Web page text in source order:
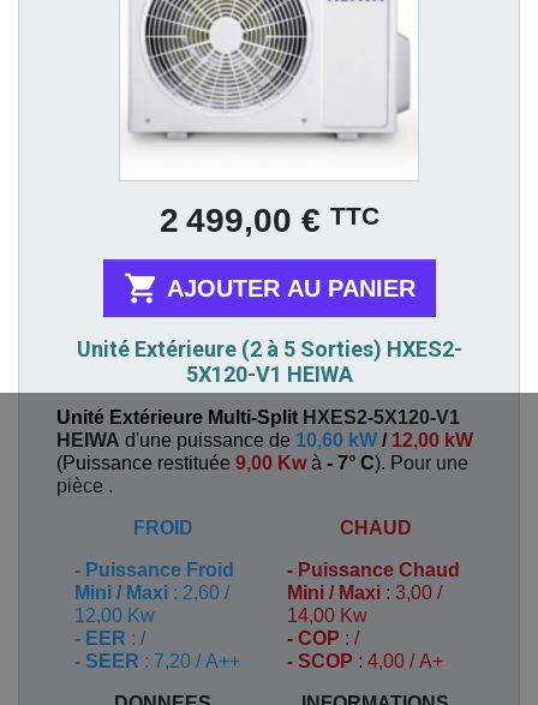
2 499,00 € TTC
 AJOUTER AU PANIER
Unité Extérieure (2 à 5 Sorties) HXES2-
5X120-V1 HEIWA
Unité Extérieure Multi-Split HXES2-5X120-V1
HEIWA d'une puissance de 10,60 kW / 12,00 kW
(Puissance restituée 9,00 Kwà - 7° C). Pour une
pièce .
FROID
- Puissance Froid
Mini / Maxi : 2,60 /
12,00 Kw
- EER : /
- SEER : 7,20 / A++
CHAUD
- Puissance Chaud
Mini / Maxi : 3,00 /
14,00 Kw
- COP : /
- SCOP : 4,00 / A+